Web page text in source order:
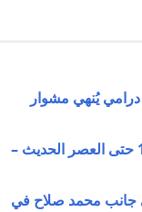
يُنهي مشوار
نادي نيوكاسل يونايتد الإنجليزي: نبذة عن تاريخ الماغبايز من التأسيس 1892 حتى العصر الحديث –
جانب محمد صلاح في